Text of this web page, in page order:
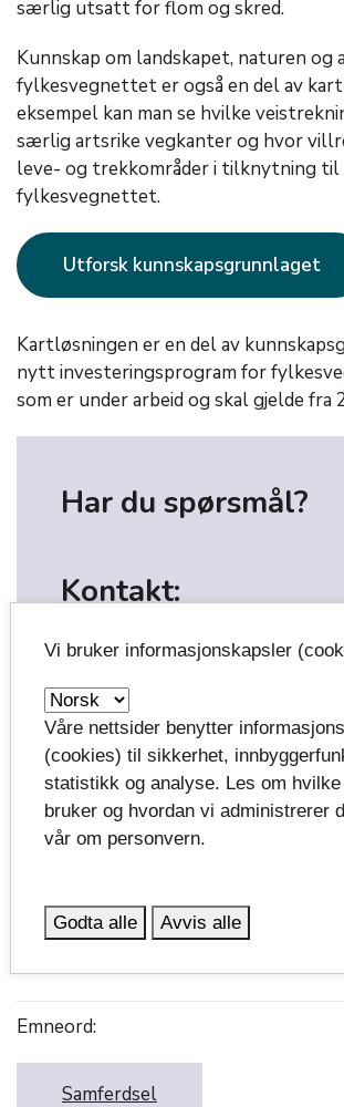
særlig utsatt for flom og skred.
Kunnskap om landskapet, naturen og
fylkesvegnettet er også en del av
eksempel kan man se hvilke
særlig artsrike vegkanter og hvor
leve- og trekkområder i tilknytning til
fylkesvegnettet.
Utforsk kunnskapsgrunnlaget
Kartløsningen er en del av
nytt investeringsprogram for
som er under arbeid og skal gjelde fra
Har du spørsmål?
Kontakt:
Ole Martin Haukland
E-
post:
Kjell-Tore Haustveit:
Tlf: 95180420
E-post:
tore.haustveit@telemarkfylke.no
Emneord:
Samferdsel
Vi bruker informasjonskapsler
Våre nettsider benytter
(cookies) til sikkerhet,
statistikk og analyse. Les om
bruker og hvordan vi administrerer
vår om personvern.
Godta alle Avvis alle